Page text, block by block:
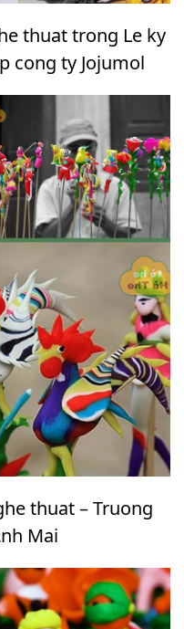
thuat trong Le ky
cong ty Jojumol
thuat – Truong
Mai